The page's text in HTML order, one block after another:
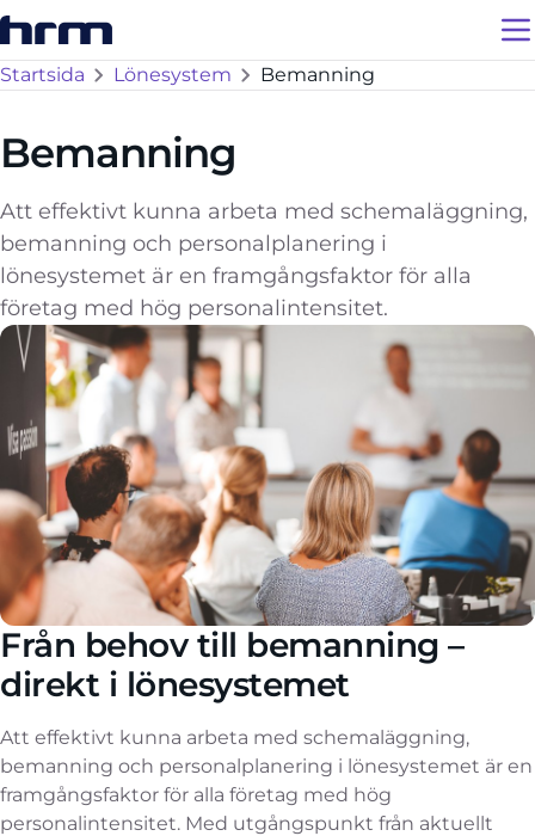
Startsida Lönesystem Bemanning
Bemanning
Att effektivt kunna arbeta med schemaläggning,
bemanning och personalplanering i
lönesystemet är en framgångsfaktor för alla
företag med hög personalintensitet.
Från behov till bemanning –
direkt i lönesystemet
Att effektivt kunna arbeta med schemaläggning,
bemanning och personalplanering i lönesystemet är en
framgångsfaktor för alla företag med hög
personalintensitet. Med utgångspunkt från aktuellt